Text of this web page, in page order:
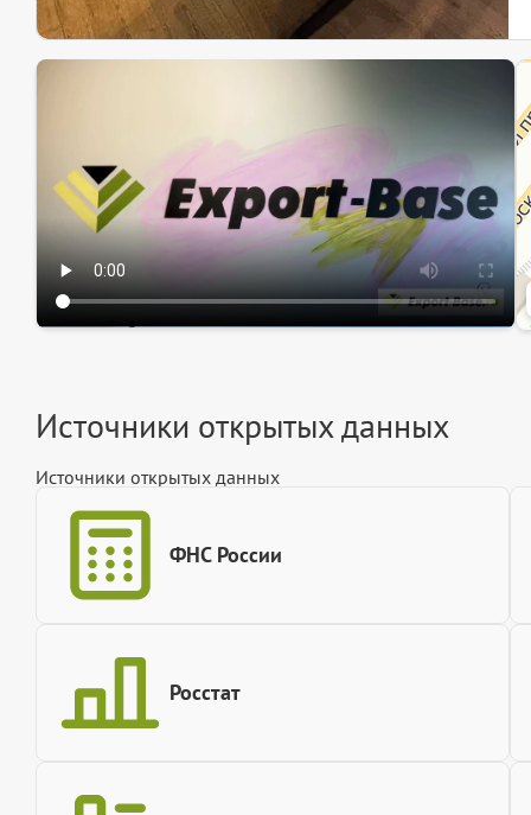
Источники открытых данных
Источники открытых данных
ФНС России
Росстат